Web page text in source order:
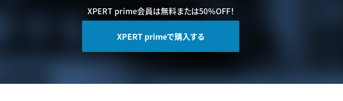
XPERT prime会員は無料または50％OFF！
XPERT primeで購入する